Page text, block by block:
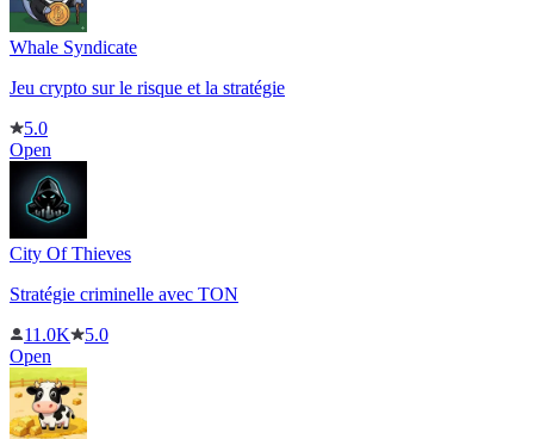
Whale Syndicate
Jeu crypto sur le risque et la stratégie
5.0
Open
City Of Thieves
Stratégie criminelle avec TON
11.0K
5.0
Open